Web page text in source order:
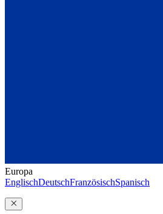
Europa
EnglischDeutschFranzösischSpanisch